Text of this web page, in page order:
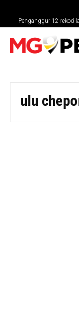
Penganggur 12 rekod
ulu